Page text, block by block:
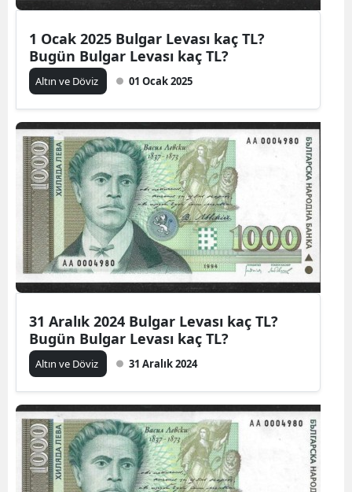
1 Ocak 2025 Bulgar Levası kaç TL?
Bugün Bulgar Levası kaç TL?
Altın ve Döviz 01 Ocak 2025
31 Aralık 2024 Bulgar Levası kaç TL?
Bugün Bulgar Levası kaç TL?
Altın ve Döviz 31 Aralık 2024